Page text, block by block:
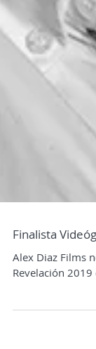
Finalista
Revelación